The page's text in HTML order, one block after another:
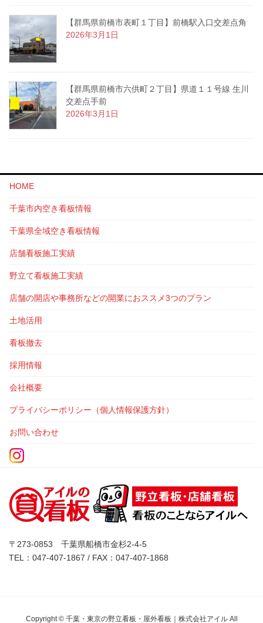
【群馬県前橋市表町１丁目】前橋駅入口交差点角
2026年3月1日
【群馬県前橋市六供町２丁目】県道１１号線 生川
交差点手前
2026年3月1日
HOME
千葉市内空き看板情報
千葉県全域空き看板情報
店舗看板施工実績
野立て看板施工実績
店舗の開店や事務所などの開業におススメ3つのプラン
土地活用
看板撤去
採用情報
会社概要
プライバシーポリシー（個人情報保護方針）
お問い合わせ
〒273-0853 千葉県船橋市金杉2-4-5
TEL：047-407-1867 / FAX：047-407-1868
Copyright © 千葉・東京の野立看板・屋外看板｜株式会社アイル All